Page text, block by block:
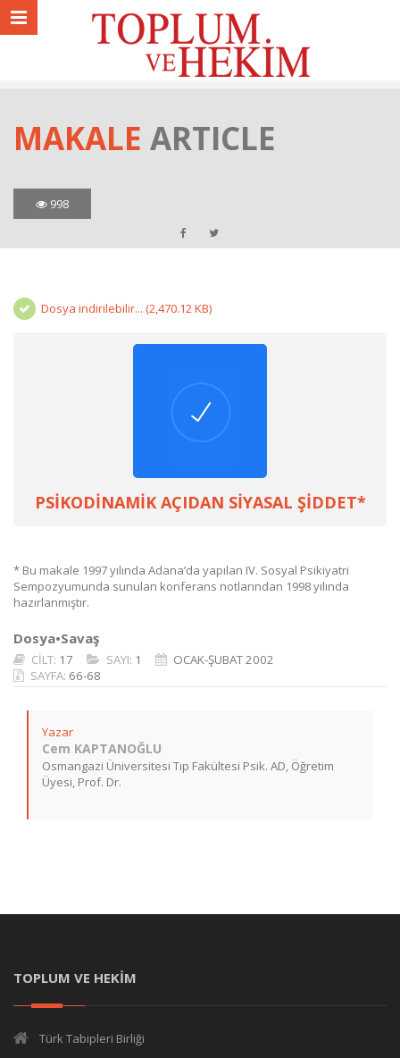
MAKALE ARTICLE
998
Dosya indirilebilir... (2,470.12 KB)
PSİKODİNAMİK AÇIDAN SİYASAL ŞİDDET*
* Bu makale 1997 yılında Adana’da yapılan IV. Sosyal Psikiyatri
Sempozyumunda sunulan konferans notlarından 1998 yılında
hazırlanmıştır.
Dosya•Savaş
CİLT: 17 SAYI: 1
OCAK-ŞUBAT 2002
SAYFA: 66-68
Yazar
Cem KAPTANOĞLU
Osmangazi Üniversitesi Tıp Fakültesi Psik. AD, Öğretim
Üyesi, Prof. Dr.
TOPLUM VE HEKİM
Türk Tabipleri Birliği